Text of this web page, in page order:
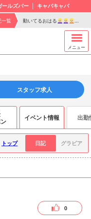
ールズバー キャバキャバ
一覧 動いてるおはる👱🏻‍♀️👱🏻‍♀️👱🏻‍...
メニュー
スタッフ求人
イベント情報 出勤
トップ 日記 グラビア
0